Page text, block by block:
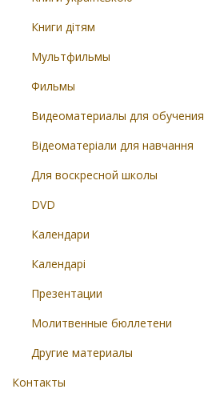
Книги дітям
Мультфильмы
Фильмы
Видеоматериалы для обучения
Відеоматеріали для навчання
Для воскресной школы
DVD
Календари
Календарі
Презентации
Молитвенные бюллетени
Другие материалы
Контакты